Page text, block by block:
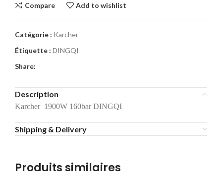
Compare Add to wishlist
Catégorie : Karcher
Étiquette : DINGQI
Share:
Description
Karcher 1900W 160bar DINGQI
Shipping & Delivery
Produits similaires